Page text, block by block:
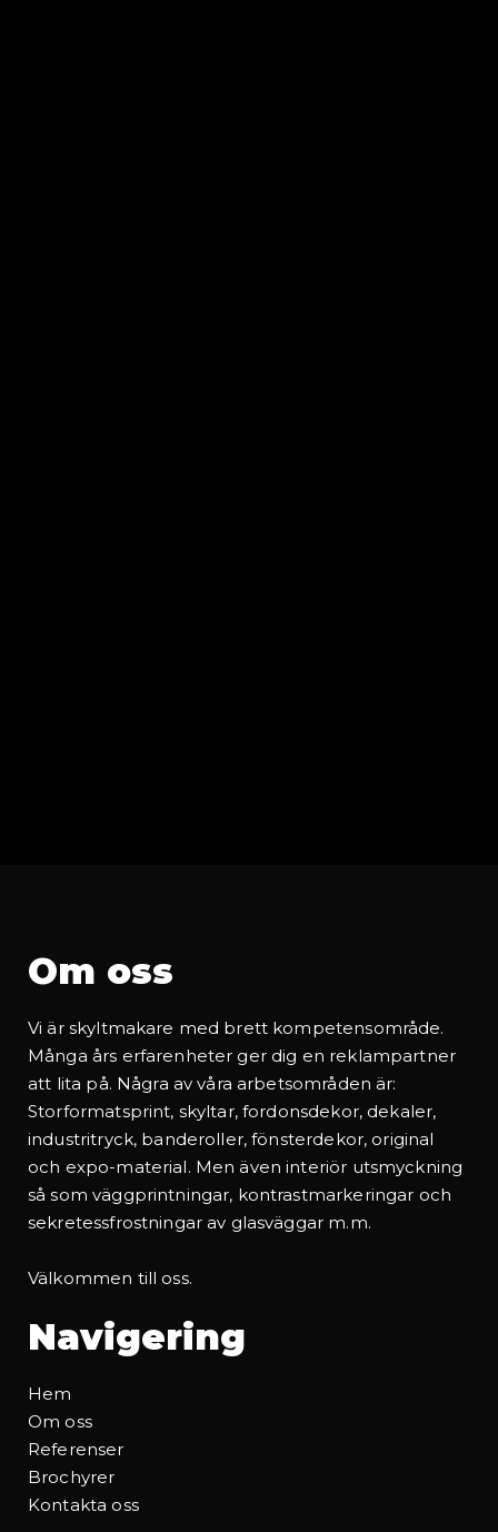
Om oss
Vi är skyltmakare med brett kompetensområde.
Många års erfarenheter ger dig en reklampartner
att lita på. Några av våra arbetsområden är:
Storformatsprint, skyltar, fordonsdekor, dekaler,
industritryck, banderoller, fönsterdekor, original
och expo-material. Men även interiör utsmyckning
så som väggprintningar, kontrastmarkeringar och
sekretessfrostningar av glasväggar m.m.
Välkommen till oss.
Navigering
Hem
Om oss
Referenser
Brochyrer
Kontakta oss